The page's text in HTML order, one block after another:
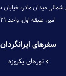
امیر، طبقه اول، واحد ۲۱
سفرهای ایرانگردان
تورهای یکروزه